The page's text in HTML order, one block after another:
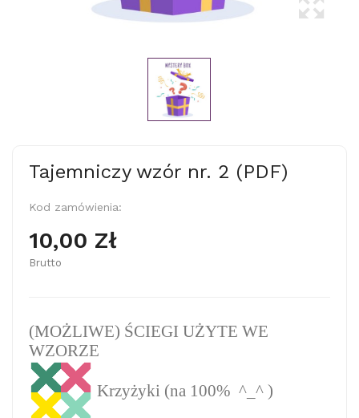
Tajemniczy wzór nr. 2 (PDF)
Kod zamówienia:
10,00 Zł
Brutto
(MOŻLIWE) ŚCIEGI UŻYTE WE
WZORZE
Krzyżyki (na 100% ^_^ )